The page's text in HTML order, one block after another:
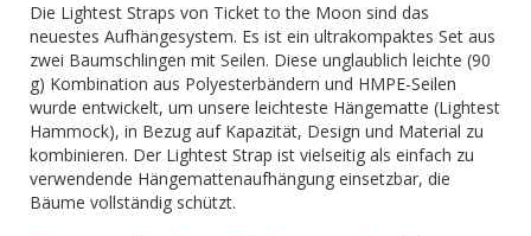
Die Lightest Straps von Ticket to the Moon sind das
neuestes Aufhängesystem. Es ist ein ultrakompaktes Set aus
zwei Baumschlingen mit Seilen. Diese unglaublich leichte (90
g) Kombination aus Polyesterbändern und HMPE-Seilen
wurde entwickelt, um unsere leichteste Hängematte (Lightest
Hammock), in Bezug auf Kapazität, Design und Material zu
kombinieren. Der Lightest Strap ist vielseitig als einfach zu
verwendende Hängemattenaufhängung einsetzbar, die
Bäume vollständig schützt.